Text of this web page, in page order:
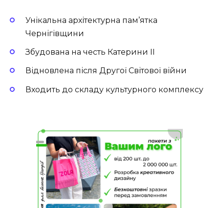
Унікальна архітектурна пам’ятка
Чернігівщини
Збудована на честь Катерини ІІ
Відновлена після Другої Світової війни
Входить до складу культурного комплексу